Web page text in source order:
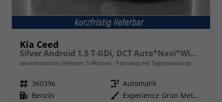
Kia Ceed
Silver Android 1.5 T-GDi, DCT Auto*Navi*WinterPak*Kamera*Klima*PDC hinten
unverbindliche Lieferzeit: 5 Wochen Fahrzeug mit Tageszulassung
Fahrzeugnr. 360396 Getriebe Automatik
Kraftstoff Benzin Außenfarbe
Experience Grün Metallic